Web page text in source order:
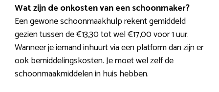
Wat zijn de onkosten van een schoonmaker?
Een gewone schoonmaakhulp rekent gemiddeld
gezien tussen de €13,30 tot wel €17,00 voor 1 uur.
Wanneer je iemand inhuurt via een platform dan zijn er
ook bemiddelingskosten. Je moet wel zelf de
schoonmaakmiddelen in huis hebben.